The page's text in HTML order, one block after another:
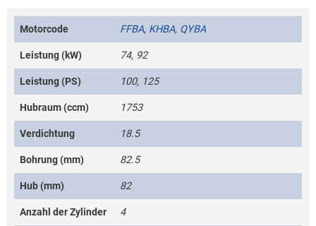
Motorcode FFBA, KHBA, QYBA
Leistung (kW) 74, 92
Leistung (PS) 100, 125
Hubraum (ccm) 1753
Verdichtung 18.5
Bohrung (mm) 82.5
Hub (mm) 82
Anzahl der Zylinder 4